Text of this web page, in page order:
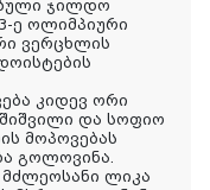
ჯილდო
ე ოლიმპიური
ვერცხლის
კიდევ ორი
და სოფიო
მოპოვებას
გოლოვინა.
ლიკა